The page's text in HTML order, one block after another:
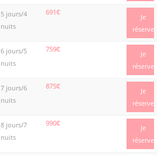
5 jours/4
nuits
691€
Je
réserve
6 jours/5
nuits
759€
Je
réserve
7 jours/6
nuits
875€
Je
réserve
8 jours/7
nuits
990€
Je
réserve